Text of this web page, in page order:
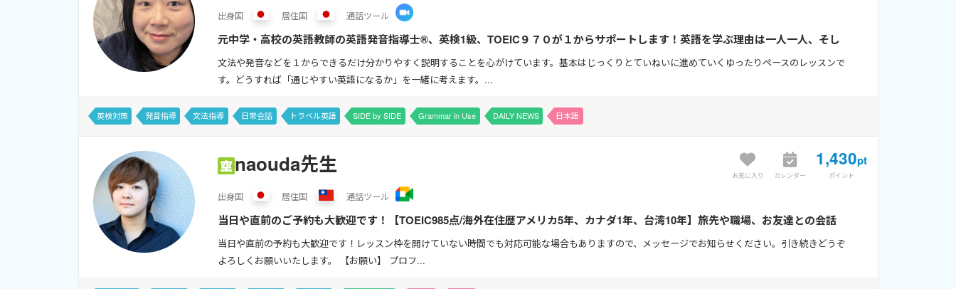
出身国 居住国 通話ツール
元中学・高校の英語教師の英語発音指導士®、英検1級、TOEIC９７０が１からサポートします！英語を学ぶ理由は一人一人、そし
て時間と共に変わっていきます。みなさんの「今英語を学びたい理由」は何でし...
文法や発音などを１からできるだけ分かりやすく説明することを心がけています。基本はじっくりとていねいに進めていくゆったりペースのレッスンで
す。どうすれば「通じやすい英語になるか」を一緒に考えます。...
英検対策 発音指導 文法指導 日常会話 トラベル英語 SIDE by SIDE Grammar in Use DAILY NEWS 日本語
お気に入り カレンダー
1,430pt
ポイント
naouda先生
出身国 居住国 通話ツール
当日や直前のご予約も大歓迎です！【TOEIC985点/海外在住歴アメリカ5年、カナダ1年、台湾10年】旅先や職場、お友達との会話
などで、この気持ちを英語だったらどんな風に言えばいいんだろう、とい...
当日や直前の予約も大歓迎です！レッスン枠を開けていない時間でも対応可能な場合もありますので、メッセージでお知らせください。引き続きどうぞ
よろしくお願いいたします。 【お願い】 プロフ...